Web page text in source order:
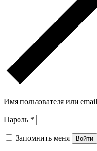
Имя пользователя или email
Пароль *
Запомнить меня Войти